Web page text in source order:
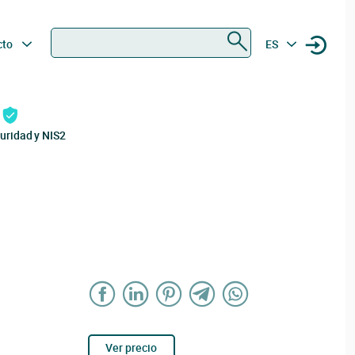
ES
y NIS2
Ver precio